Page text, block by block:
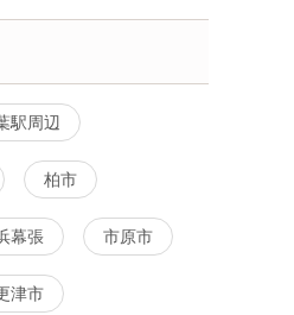
駅周辺
柏市
幕張 市原市
津市